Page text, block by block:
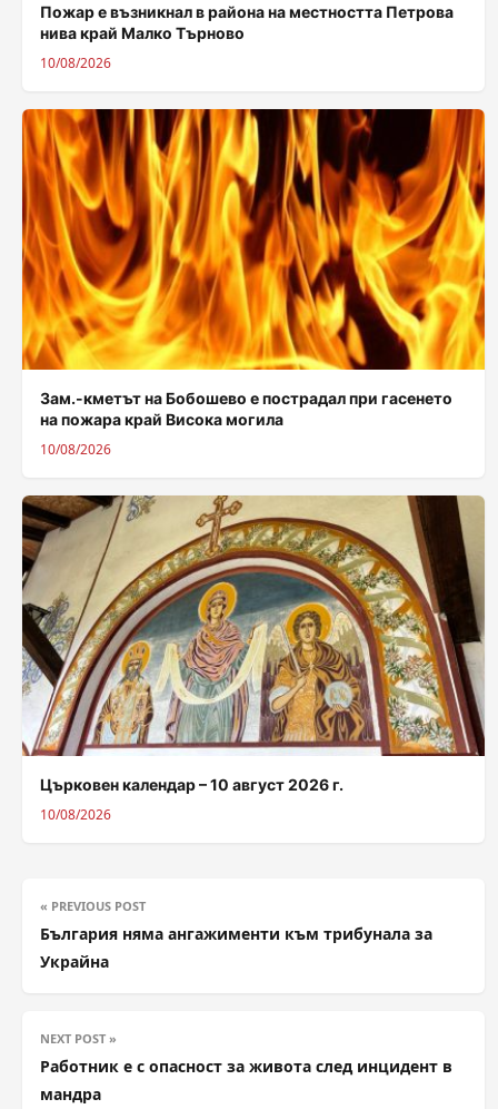
Пожар е възникнал в района на местността Петрова
нива край Малко Търново
10/08/2026
Зам.-кметът на Бобошево е пострадал при гасенето
на пожара край Висока могила
10/08/2026
Църковен календар – 10 август 2026 г.
10/08/2026
« PREVIOUS POST
България няма ангажименти към трибунала за
Украйна
NEXT POST »
Работник е с опасност за живота след инцидент в
мандра